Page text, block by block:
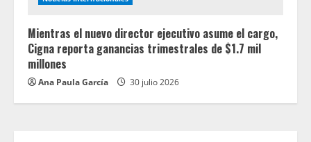
Mientras el nuevo director ejecutivo asume el cargo,
Cigna reporta ganancias trimestrales de $1.7 mil
millones
Ana Paula García 30 julio 2026